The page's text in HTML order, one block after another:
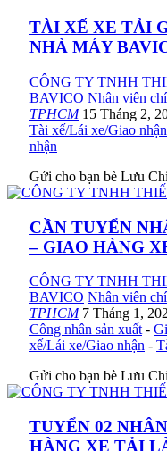
TÀI XẾ XE TẢI
NHÀ MÁY
CÔNG TY TNHH
BAVICO Nhân viên
TPHCM 15 Tháng 2,
Tài xế/Lái xe/Giao nhận
nhận
Gửi cho bạn bè Lưu
CẦN TUYỂN
– GIAO HÀNG
CÔNG TY TNHH
BAVICO Nhân viên
TPHCM 7 Tháng 1,
Công nhân sản xuất -
xế/Lái xe/Giao nhận -
Gửi cho bạn bè Lưu
TUYỂN 02
HÀNG XE TẢI